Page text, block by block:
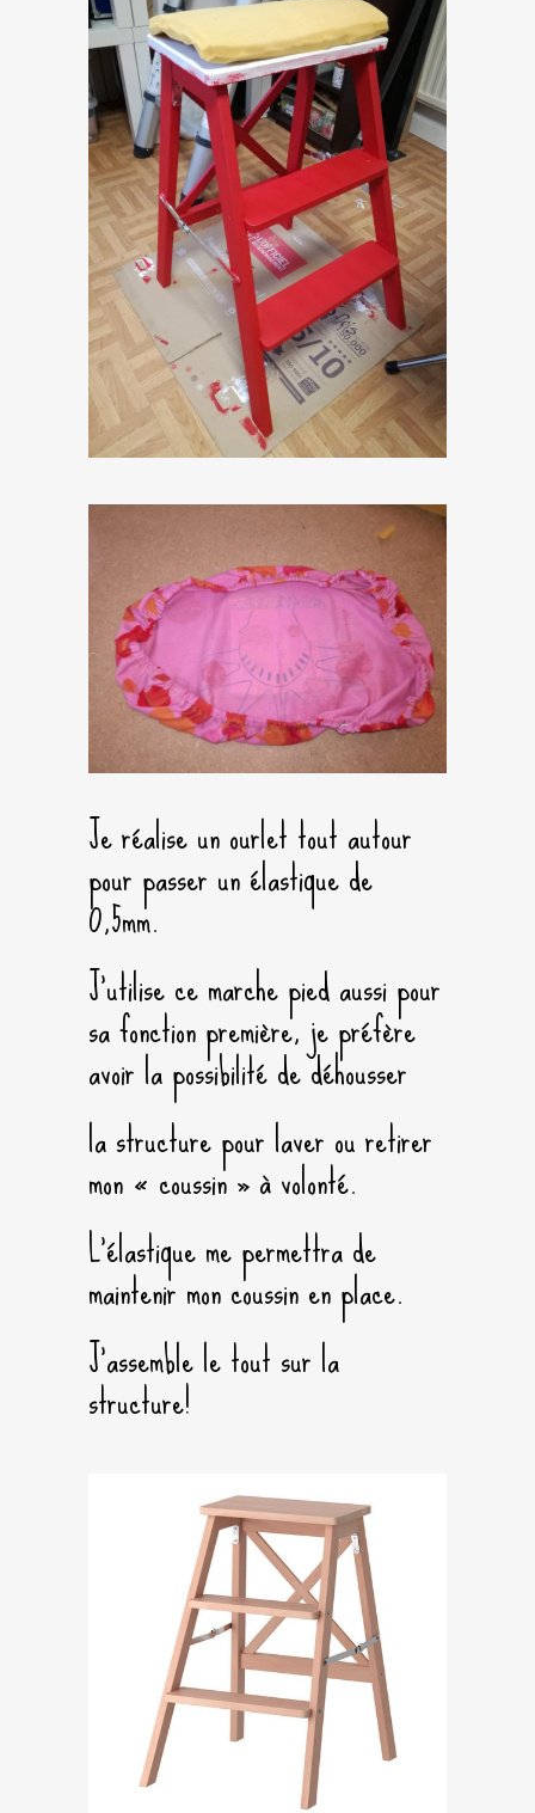
Je réalise un ourlet tout autour
pour passer un élastique de
0,5mm.
J’utilise ce marche pied aussi pour
sa fonction première, je préfère
avoir la possibilité de déhousser
la structure pour laver ou retirer
mon « coussin » à volonté.
L’élastique me permettra de
maintenir mon coussin en place.
J’assemble le tout sur la
structure!